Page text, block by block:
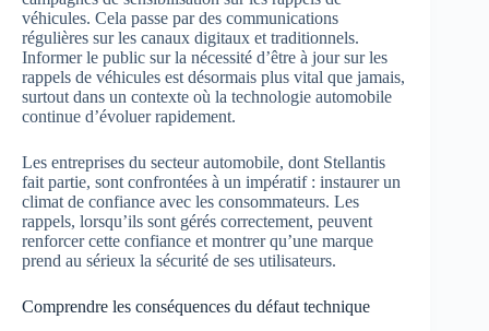
véhicules. Cela passe par des communications
régulières sur les canaux digitaux et traditionnels.
Informer le public sur la nécessité d’être à jour sur les
rappels de véhicules est désormais plus vital que jamais,
surtout dans un contexte où la technologie automobile
continue d’évoluer rapidement.
Les entreprises du secteur automobile, dont Stellantis
fait partie, sont confrontées à un impératif : instaurer un
climat de confiance avec les consommateurs. Les
rappels, lorsqu’ils sont gérés correctement, peuvent
renforcer cette confiance et montrer qu’une marque
prend au sérieux la sécurité de ses utilisateurs.
Comprendre les conséquences du défaut technique